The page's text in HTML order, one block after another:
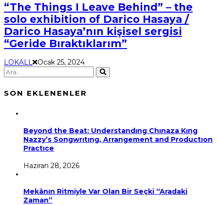
“The Things I Leave Behind” – the
solo exhibition of Darico Hasaya /
Darico Hasaya’nın kişisel sergisi
“Geride Bıraktıklarım”
LOKALL Ocak 25, 2024
SON EKLENENLER
Beyond the Beat: Understandıng Chınaza Kıng
Nazzy’s Songwrıtıng, Arrangement and Productıon
Practıce
Haziran 28, 2026
Mekânın Ritmiyle Var Olan Bir Seçki “Aradaki
Zaman”